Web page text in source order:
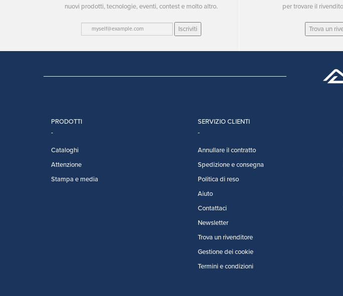
nuovi prodotti, tecnologie, eventi, contest e molto altro.
Iscriviti
per trovare il
Trova un
PRODOTTI
Cataloghi
Attenzione
Stampa e media
SERVIZIO CLIENTI
Annullare il contratto
Spedizione e consegna
Politica di reso
Aiuto
Contattaci
Newsletter
Trova un rivenditore
Gestione dei cookie
Termini e condizioni